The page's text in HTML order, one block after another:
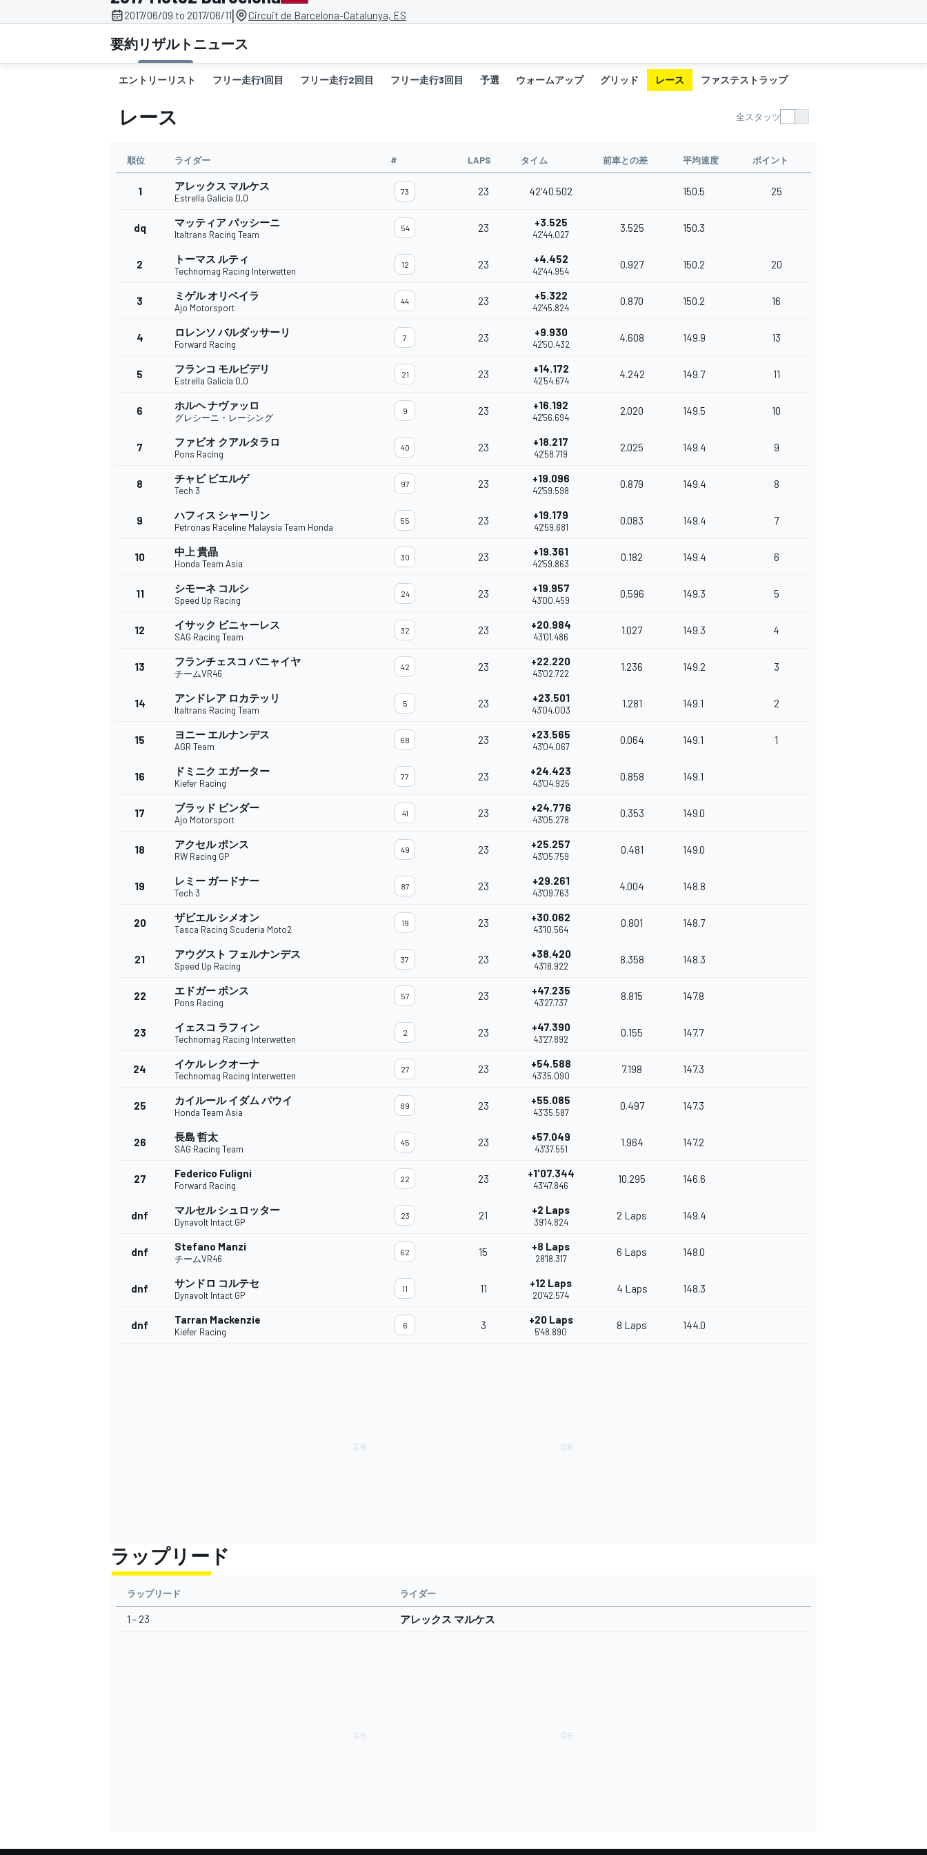
スーパーフォーミュラ
スーパーGT
フォーミュラE
2017/06/09 to 2017/06/11| Circuit de Barcelona-Catalunya, ES
要約リザルト ニュース
エントリーリスト フリー走行1回目 フリー走行2回目 フリー走行3回目 予選 ウォームアップ グリッド レース ファステストラップ
レース 全スタッツ
順位 ライダー # LAPS タイム 前車との差 平均速度 ポイント
1 アレックス マルケス
Estrella Galicia 0,0
73 23 42'40.502 150.5 25
dq マッティア パッシーニ
Italtrans Racing Team
54 23 +3.525
42'44.027
3.525 150.3
2 トーマス ルティ
Technomag Racing Interwetten
12 23 +4.452
42'44.954
0.927 150.2 20
3 ミゲル オリベイラ
Ajo Motorsport
44 23 +5.322
42'45.824
0.870 150.2 16
4 ロレンソ バルダッサーリ
Forward Racing
7 23 +9.930
42'50.432
4.608 149.9 13
5 フランコ モルビデリ
Estrella Galicia 0,0
21 23 +14.172
42'54.674
4.242 149.7 11
6 ホルヘ ナヴァッロ
グレシーニ・レーシング
9 23 +16.192
42'56.694
2.020 149.5 10
7 ファビオ クアルタラロ
Pons Racing
40 23 +18.217
42'58.719
2.025 149.4 9
8 チャビ ビエルゲ
Tech 3
97 23 +19.096
42'59.598
0.879 149.4 8
9 ハフィス シャーリン
Petronas Raceline Malaysia Team Honda
55 23 +19.179
42'59.681
0.083 149.4 7
10 中上 貴晶
Honda Team Asia
30 23 +19.361
42'59.863
0.182 149.4 6
11 シモーネ コルシ
Speed Up Racing
24 23 +19.957
43'00.459
0.596 149.3 5
12 イサック ビニャーレス
SAG Racing Team
32 23 +20.984
43'01.486
1.027 149.3 4
13 フランチェスコ バニャイヤ
チームVR46
42 23 +22.220
43'02.722
1.236 149.2 3
14 アンドレア ロカテッリ
Italtrans Racing Team
5 23 +23.501
43'04.003
1.281 149.1 2
15 ヨニー エルナンデス
AGR Team
68 23 +23.565
43'04.067
0.064 149.1 1
16 ドミニク エガーター
Kiefer Racing
77 23 +24.423
43'04.925
0.858 149.1
17 ブラッド ビンダー
Ajo Motorsport
41 23 +24.776
43'05.278
0.353 149.0
18 アクセル ポンス
RW Racing GP
49 23 +25.257
43'05.759
0.481 149.0
19 レミー ガードナー
Tech 3
87 23 +29.261
43'09.763
4.004 148.8
20 ザビエル シメオン
Tasca Racing Scuderia Moto2
19 23 +30.062
43'10.564
0.801 148.7
21 アウグスト フェルナンデス
Speed Up Racing
37 23 +38.420
43'18.922
8.358 148.3
22 エドガー ポンス
Pons Racing
57 23 +47.235
43'27.737
8.815 147.8
23 イェスコ ラフィン
Technomag Racing Interwetten
2 23 +47.390
43'27.892
0.155 147.7
24 イケル レクオーナ
Technomag Racing Interwetten
27 23 +54.588
43'35.090
7.198 147.3
25 カイルール イダム パウイ
Honda Team Asia
89 23 +55.085
43'35.587
0.497 147.3
26 長島 哲太
SAG Racing Team
45 23 +57.049
43'37.551
1.964 147.2
27 Federico Fuligni
Forward Racing
22 23 +1'07.344
43'47.846
10.295 146.6
dnf マルセル シュロッター
Dynavolt Intact GP
23 21 +2 Laps
39'14.824
2 Laps 149.4
dnf Stefano Manzi
チームVR46
62 15 +8 Laps
28'18.317
6 Laps 148.0
dnf サンドロ コルテセ
Dynavolt Intact GP
11 11 +12 Laps
20'42.574
4 Laps 148.3
dnf Tarran Mackenzie
Kiefer Racing
6 3 +20 Laps
5'48.890
8 Laps 144.0
ラップリード
ラップリード ライダー
1 - 23 アレックス マルケス